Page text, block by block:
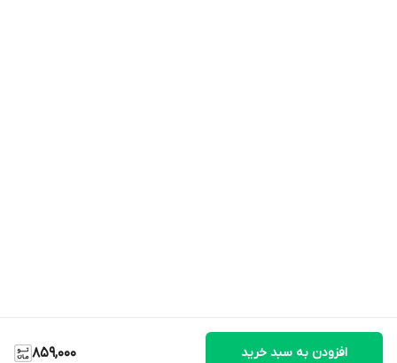
859,000 افزودن به سبد خرید